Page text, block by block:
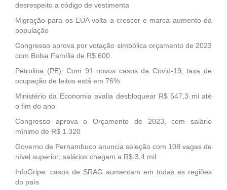
desrespeito a código de vestimenta
Migração para os EUA volta a crescer e marca aumento da
população
Congresso aprova por votação simbólica orçamento de 2023
com Bolsa Família de R$ 600
Petrolina (PE): Com 91 novos casos da Covid-19, taxa de
ocupação de leitos está em 76%
Ministério da Economia avalia desbloquear R$ 547,3 mi até
o fim do ano
Congresso aprova o Orçamento de 2023, com salário
mínimo de R$ 1.320
Governo de Pernambuco anuncia seleção com 108 vagas de
nível superior; salários chegam a R$ 3,4 mil
InfoGripe: casos de SRAG aumentam em todas as regiões
do país